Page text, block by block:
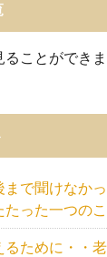
ことができま
で聞けなか
った一つの
ために・・